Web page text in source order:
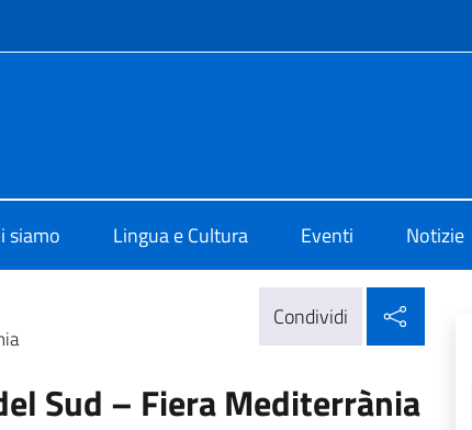
siamo Lingua e Cultura Eventi Notizie
Condividi
Sud – Fiera Mediterrània